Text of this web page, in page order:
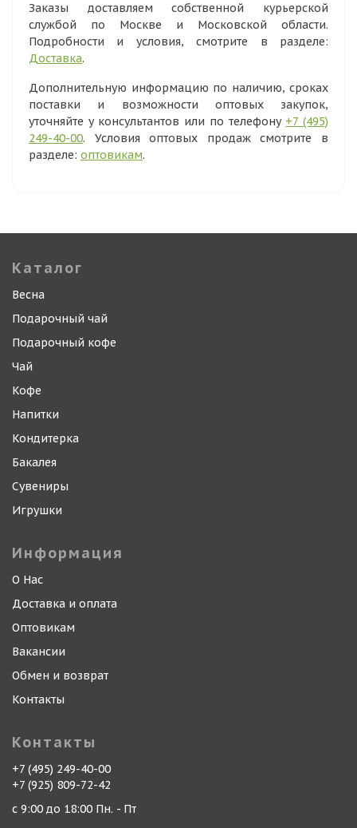
Заказы доставляем собственной курьерской
службой по Москве и Московской области.
Подробности и условия, смотрите в разделе:
Доставка.
Дополнительную информацию по наличию, сроках
поставки и возможности оптовых закупок,
уточняйте у консультантов или по телефону +7 (495)
249-40-00. Условия оптовых продаж смотрите в
разделе: оптовикам.
Каталог
Весна
Подарочный чай
Подарочный кофе
Чай
Кофе
Напитки
Кондитерка
Бакалея
Сувениры
Игрушки
Информация
О Нас
Доставка и оплата
Оптовикам
Вакансии
Обмен и возврат
Контакты
Контакты
+7 (495) 249-40-00
+7 (925) 809-72-42
с 9:00 до 18:00 Пн. - Пт